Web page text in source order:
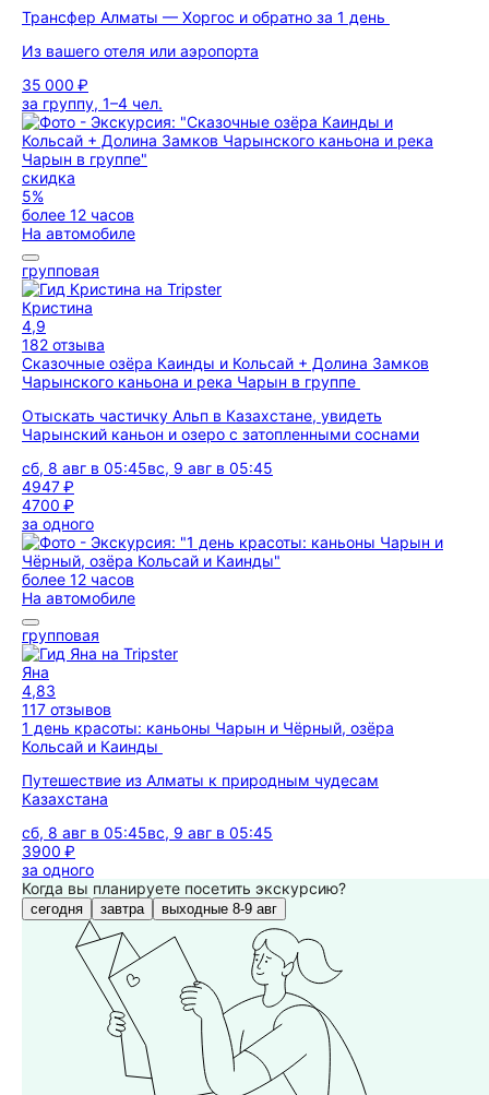
Трансфер Алматы — Хоргос и обратно за 1 день
Из вашего отеля или аэропорта
35 000 ₽
за группу, 1–4 чел.
скидка
5%
более 12 часов
На автомобиле
групповая
Кристина
4,9
182 отзыва
Сказочные озёра Каинды и Кольсай + Долина Замков
Чарынского каньона и река Чарын в группе
Отыскать частичку Альп в Казахстане, увидеть
Чарынский каньон и озеро с затопленными соснами
сб, 8 авг в 05:45вс, 9 авг в 05:45
4947 ₽
4700 ₽
за одного
более 12 часов
На автомобиле
групповая
Яна
4,83
117 отзывов
1 день красоты: каньоны Чарын и Чёрный, озёра
Кольсай и Каинды
Путешествие из Алматы к природным чудесам
Казахстана
сб, 8 авг в 05:45вс, 9 авг в 05:45
3900 ₽
за одного
Когда вы планируете посетить экскурсию?
сегодня завтра выходные 8-9 авг